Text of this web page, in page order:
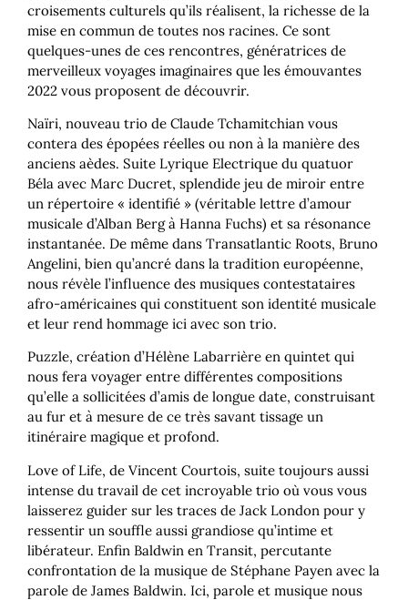
croisements culturels qu’ils réalisent, la richesse de la
mise en commun de toutes nos racines. Ce sont
quelques-unes de ces rencontres, génératrices de
merveilleux voyages imaginaires que les émouvantes
2022 vous proposent de découvrir.
Naïri, nouveau trio de Claude Tchamitchian vous
contera des épopées réelles ou non à la manière des
anciens aèdes. Suite Lyrique Electrique du quatuor
Béla avec Marc Ducret, splendide jeu de miroir entre
un répertoire « identifié » (véritable lettre d’amour
musicale d’Alban Berg à Hanna Fuchs) et sa résonance
instantanée. De même dans Transatlantic Roots, Bruno
Angelini, bien qu’ancré dans la tradition européenne,
nous révèle l’influence des musiques contestataires
afro-américaines qui constituent son identité musicale
et leur rend hommage ici avec son trio.
Puzzle, création d’Hélène Labarrière en quintet qui
nous fera voyager entre différentes compositions
qu’elle a sollicitées d’amis de longue date, construisant
au fur et à mesure de ce très savant tissage un
itinéraire magique et profond.
Love of Life, de Vincent Courtois, suite toujours aussi
intense du travail de cet incroyable trio où vous vous
laisserez guider sur les traces de Jack London pour y
ressentir un souffle aussi grandiose qu’intime et
libérateur. Enfin Baldwin en Transit, percutante
confrontation de la musique de Stéphane Payen avec la
parole de James Baldwin. Ici, parole et musique nous